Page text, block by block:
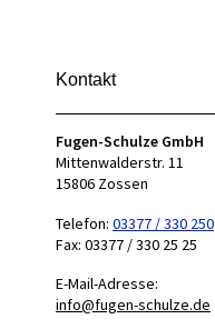
Kontakt
Fugen-Schulze GmbH
Mittenwalderstr. 11
15806 Zossen
Telefon: 03377 / 330 250
Fax: 03377 / 330 25 25
E-Mail-Adresse:
info@fugen-schulze.de